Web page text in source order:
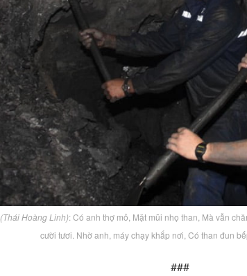
(Thái Hoàng Linh): Có anh thợ mỏ, Mặt mũi nhọ than, Mà vẫn
cười tươi. Nhờ anh, máy chạy khắp nơi, Có than đun
###